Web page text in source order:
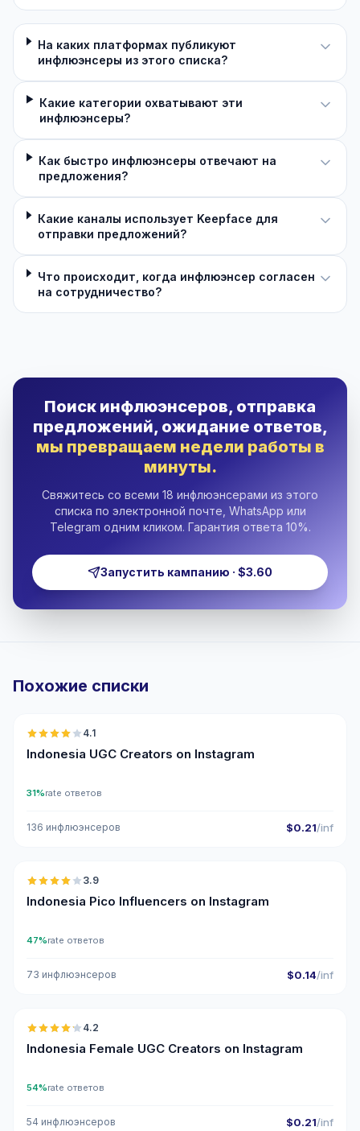
На каких платформах публикуют
инфлюэнсеры из этого списка?
Какие категории охватывают эти
инфлюэнсеры?
Как быстро инфлюэнсеры отвечают на
предложения?
Какие каналы использует Keepface для
отправки предложений?
Что происходит, когда инфлюэнсер согласен
на сотрудничество?
Поиск инфлюэнсеров, отправка
предложений, ожидание ответов,
мы превращаем недели работы в
минуты.
Свяжитесь со всеми 18 инфлюэнсерами из этого
списка по электронной почте, WhatsApp или
Telegram одним кликом. Гарантия ответа 10%.
Запустить кампанию · $3.60
Похожие списки
4.1
Indonesia UGC Creators on Instagram
31%rate ответов
136 инфлюэнсеров $0.21/inf
🇮🇩
3.9
Indonesia Pico Influencers on Instagram
47%rate ответов
73 инфлюэнсеров $0.14/inf
🇮🇩
4.2
Indonesia Female UGC Creators on Instagram
54%rate ответов
54 инфлюэнсеров $0.21/inf